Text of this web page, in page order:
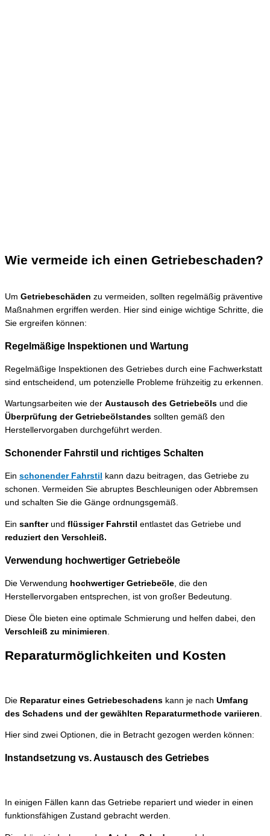
Wie vermeide ich einen Getriebeschaden?
Um Getriebeschäden zu vermeiden, sollten regelmäßig präventive
Maßnahmen ergriffen werden. Hier sind einige wichtige Schritte, die
Sie ergreifen können:
Regelmäßige Inspektionen und Wartung
Regelmäßige Inspektionen des Getriebes durch eine Fachwerkstatt
sind entscheidend, um potenzielle Probleme frühzeitig zu erkennen.
Wartungsarbeiten wie der Austausch des Getriebeöls und die
Überprüfung der Getriebeölstandes sollten gemäß den
Herstellervorgaben durchgeführt werden.
Schonender Fahrstil und richtiges Schalten
Ein schonender Fahrstil
kann dazu beitragen, das Getriebe zu
schonen. Vermeiden Sie abruptes Beschleunigen oder Abbremsen
und schalten Sie die Gänge ordnungsgemäß.
Ein sanfterund flüssiger Fahrstil entlastet das Getriebe und
reduziert den Verschleiß.
Verwendung hochwertiger Getriebeöle
Die Verwendung hochwertiger Getriebeöle, die den
Herstellervorgaben entsprechen, ist von großer Bedeutung.
Diese Öle bieten eine optimale Schmierung und helfen dabei, den
Verschleiß zu minimieren
Reparaturmöglichkeiten und Kosten
Die Reparatur eines Getriebeschadens kann je nach Umfang
des Schadens und der gewählten Reparaturmethode variieren
Hier sind zwei Optionen, die in Betracht gezogen werden können:
Instandsetzung vs. Austausch des Getriebes
In einigen Fällen kann das Getriebe repariert und wieder in einen
funktionsfähigen Zustand gebracht werden.